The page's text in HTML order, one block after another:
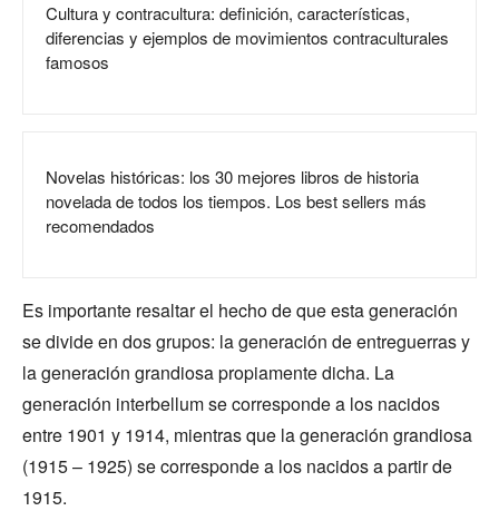
Cultura y contracultura: definición, características,
diferencias y ejemplos de movimientos contraculturales
famosos
Novelas históricas: los 30 mejores libros de historia
novelada de todos los tiempos. Los best sellers más
recomendados
Es importante resaltar el hecho de que esta generación
se divide en dos grupos: la generación de entreguerras y
la generación grandiosa propiamente dicha. La
generación interbellum se corresponde a los nacidos
entre 1901 y 1914, mientras que la generación grandiosa
(1915 – 1925) se corresponde a los nacidos a partir de
1915.